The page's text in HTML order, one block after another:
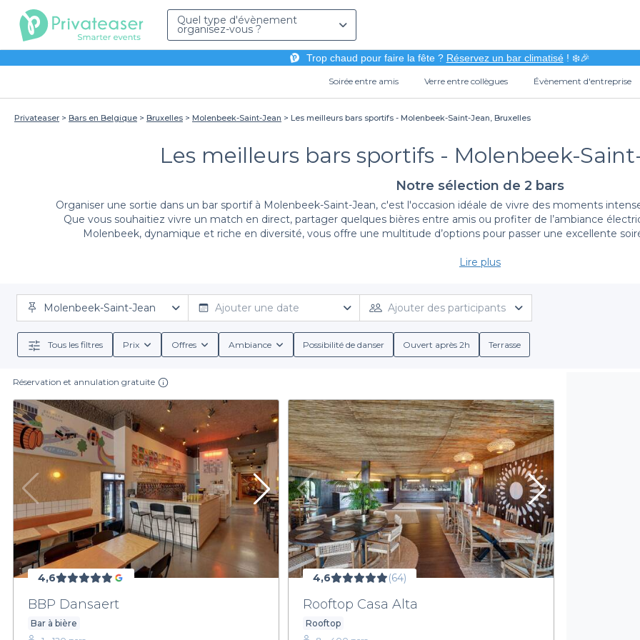
Quel type d'évènement
organisez-vous ?
Trop chaud pour faire la fête ? Réservez un bar climatisé! ❄️🎉
Soirée entre amis Verre entre collègues Évènement d'entreprise
Privateaser Bars en Belgique Bruxelles Molenbeek-Saint-Jean Les meilleurs bars sportifs - Molenbeek-Saint-Jean, Bruxelles
Les meilleurs bars sportifs - Molenbeek-
Notre sélection de 2 bars
Organiser une sortie dans un bar sportif à Molenbeek-Saint-Jean, c'est l'occasion idéale de vivre des moments
Que vous souhaitiez vivre un match en direct, partager quelques bières entre amis ou profiter de l’ambiance
Molenbeek, dynamique et riche en diversité, vous offre une multitude d’options pour passer une excellente
Grâce à Privateaser, réserver votre bar sportif à Molenbeek devient un jeu d'enfant. Notre plateforme vous permet
vos besoins. Vous trouverez facilement des bars diffusant tous les grands événements sportifs, que ce soit le
réservation claires et des menus de groupe bien adaptés à tous les goûts et budgets sont à votre disposition.
cocktails plus élaborés, les bars sportifs de la région sauront vous
En parcourant notre sélection, vous découvrirez non seulement des établissements proposant la diffusion de vos
et d'offres. Vous pouvez opter pour un bar tranquille, parfait pour discuter entre amis, ou choisir un lieu où l’ambiance
des formules incluant nourriture et boissons sont souvent disponibles, intégrant des produits locaux qui
Pour faire de votre prochaine sortie sportive à Molenbeek un moment mémorable, faites confiance à Privateaser.
accueilleront pour vibrer ensemble au rythme des événements sportifs. Visitez notre site dès maintenant et lancez-
sportif !
Lire plus
Molenbeek-Saint-Jean Ajouter une date Ajouter des participants
Tous les filtres Prix Offres Ambiance Possibilité de danser Ouvert après 2h Terrasse
Réservation et annulation gratuite
4,6
BBP Dansaert
Bar à bière
4,6 (64)
Rooftop Casa Alta
Rooftop